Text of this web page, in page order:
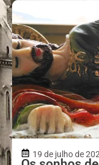
19 de julho de